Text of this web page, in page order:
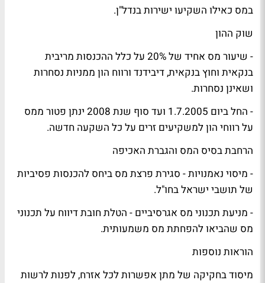
במס כאילו השקיעו ישירות בנדל"ן.
שוק ההון
- שיעור מס אחיד של 20% על כלל ההכנסות מריבית
בנקאית וחוץ בנקאית, דיבידנד ורווח הון ממניות נסחרות
ושאינן נסחרות.
- החל ביום 1.7.2005 ועד סוף שנת 2008 ינתן פטור ממס
על רווחי הון למשקיעים זרים על כל השקעה חדשה.
הרחבת בסיס המס והגברת האכיפה
- מיסוי נאמנויות - סגירת פרצת מס ביחס להכנסות פסיביות
של תושבי ישראל בחו"ל.
- מניעת תכנוני מס אגרסיביים - הטלת חובת דיווח על תכנוני
מס שהביאו להפחתת מס משמעותית.
הוראות נוספות
מיסוד בחקיקה של מתן אפשרות לכל אזרח, לפנות לרשות